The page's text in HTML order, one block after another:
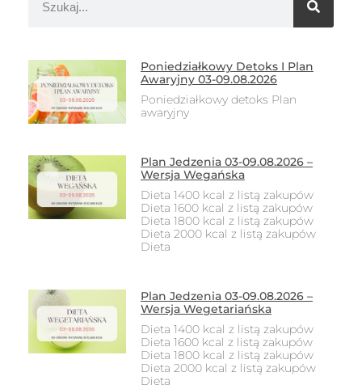
Poniedziałkowy Detoks I Plan
Awaryjny 03-09.08.2026
Poniedziałkowy detoks Plan
awaryjny
Plan Jedzenia 03-09.08.2026 –
Wersja Wegańska
Dieta 1400 kcal z listą zakupów
Dieta 1600 kcal z listą zakupów
Dieta 1800 kcal z listą zakupów
Dieta 2000 kcal z listą zakupów
Dieta
Plan Jedzenia 03-09.08.2026 –
Wersja Wegetariańska
Dieta 1400 kcal z listą zakupów
Dieta 1600 kcal z listą zakupów
Dieta 1800 kcal z listą zakupów
Dieta 2000 kcal z listą zakupów
Dieta